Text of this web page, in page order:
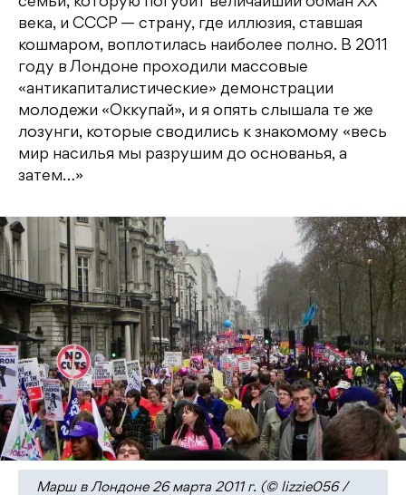
века, и СССР — страну, где иллюзия, ставшая
кошмаром, воплотилась наиболее полно. В 2011
году в Лондоне проходили массовые
«антикапиталистические» демонстрации
молодежи «Оккупай», и я опять слышала те же
лозунги, которые сводились к знакомому «весь
мир насилья мы разрушим до основанья, а
затем…»
Марш в Лондоне 26 марта 2011 г. (© lizzie056 /